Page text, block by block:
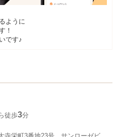
ように
！
です♪
徒歩3分